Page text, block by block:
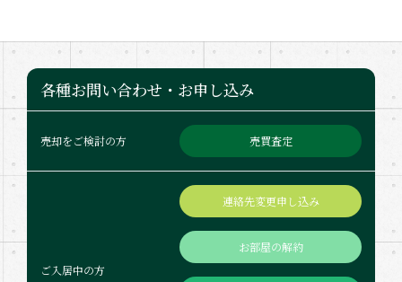
各種お問い合わせ・お申し込み
売却をご検討の方 売買査定
ご入居中の方
連絡先変更申し込み
お部屋の解約